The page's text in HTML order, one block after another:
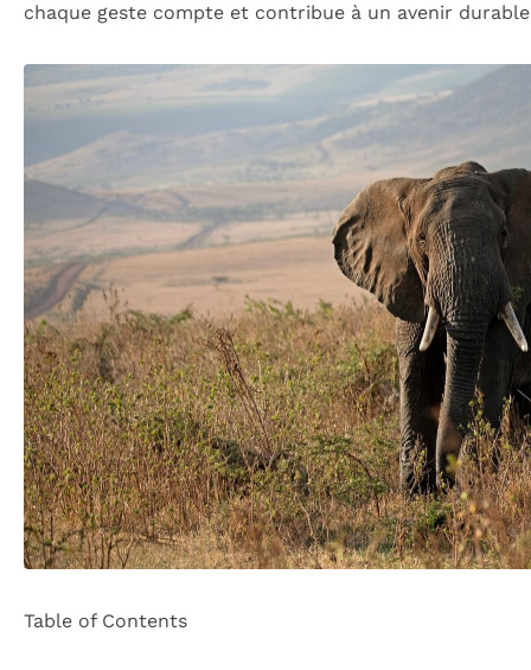
chaque geste compte et contribue à un avenir
Table of Contents